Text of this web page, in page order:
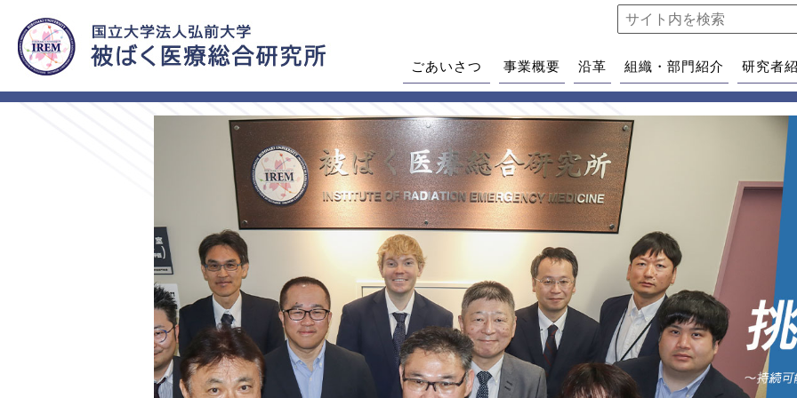
ごあいさつ 事業概要 沿革 組織・部門紹介 研究者